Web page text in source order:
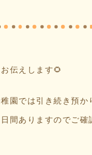
伝えします🌻
園では引き続き預か
間ありますのでご確